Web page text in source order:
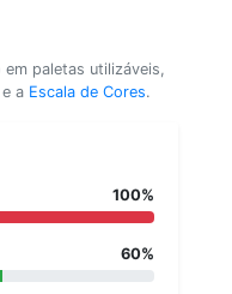
paletas utilizáveis,
e a Escala de Cores.
100%
60%